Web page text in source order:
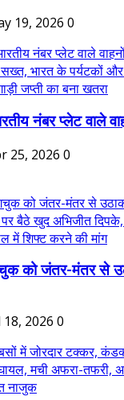
19, 2026 0
नंबर प्लेट वाले
25, 2026 0
को जंतर-मंतर से
18, 2026 0